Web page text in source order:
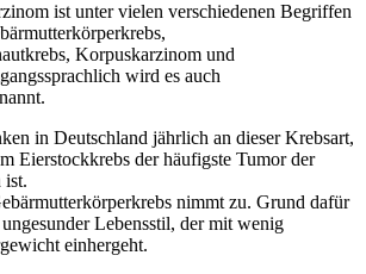
ist unter vielen verschiedenen Begriffen
Korpuskarzinom und
wird es auch
in Deutschland jährlich an dieser Krebsart,
Eierstockkrebs der häufigste Tumor der
ist.
nimmt zu. Grund dafür
Lebensstil, der mit wenig
einhergeht.